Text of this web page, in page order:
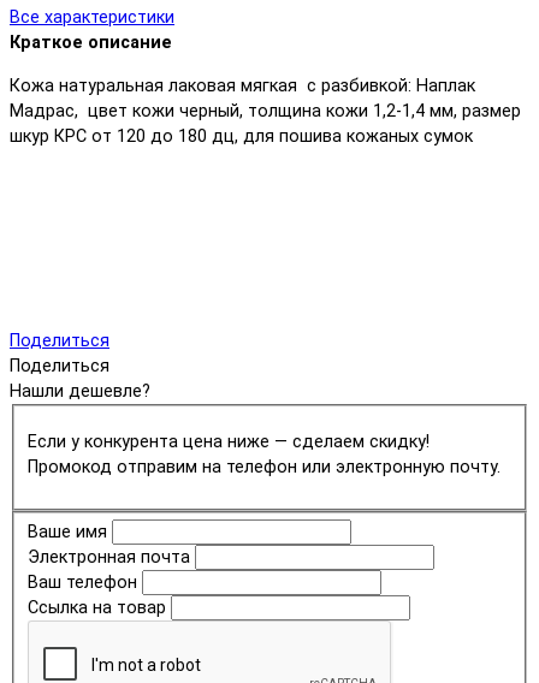
Все характеристики
Краткое описание
Кожа натуральная лаковая мягкая с разбивкой: Наплак
Мадрас, цвет кожи черный, толщина кожи 1,2-1,4 мм, размер
шкур КРС от 120 до 180 дц, для пошива кожаных сумок
Поделиться
Поделиться
Нашли дешевле?
Если у конкурента цена ниже — сделаем скидку!
Промокод отправим на телефон или электронную почту.
Ваше имя
Электронная почта
Ваш телефон
Ссылка на товар